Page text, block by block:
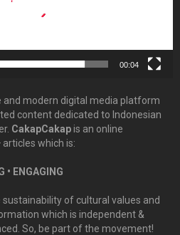
00:04
and modern digital media platform
content dedicated to Indonesian
CakapCakapis an online
which is:
• ENGAGING
of cultural values and
which is independent &
So, be part of the movement!